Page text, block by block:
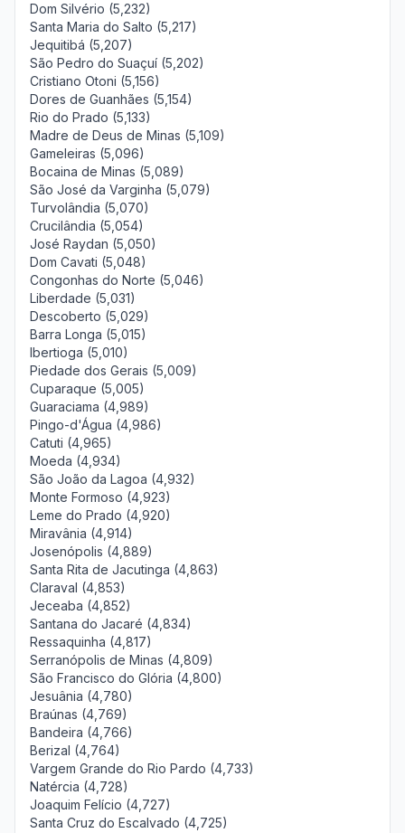
Dom Silvério (5,232)
Santa Maria do Salto (5,217)
Jequitibá (5,207)
São Pedro do Suaçuí (5,202)
Cristiano Otoni (5,156)
Dores de Guanhães (5,154)
Rio do Prado (5,133)
Madre de Deus de Minas (5,109)
Gameleiras (5,096)
Bocaina de Minas (5,089)
São José da Varginha (5,079)
Turvolândia (5,070)
Crucilândia (5,054)
José Raydan (5,050)
Dom Cavati (5,048)
Congonhas do Norte (5,046)
Liberdade (5,031)
Descoberto (5,029)
Barra Longa (5,015)
Ibertioga (5,010)
Piedade dos Gerais (5,009)
Cuparaque (5,005)
Guaraciama (4,989)
Pingo-d'Água (4,986)
Catuti (4,965)
Moeda (4,934)
São João da Lagoa (4,932)
Monte Formoso (4,923)
Leme do Prado (4,920)
Miravânia (4,914)
Josenópolis (4,889)
Santa Rita de Jacutinga (4,863)
Claraval (4,853)
Jeceaba (4,852)
Santana do Jacaré (4,834)
Ressaquinha (4,817)
Serranópolis de Minas (4,809)
São Francisco do Glória (4,800)
Jesuânia (4,780)
Braúnas (4,769)
Bandeira (4,766)
Berizal (4,764)
Vargem Grande do Rio Pardo (4,733)
Natércia (4,728)
Joaquim Felício (4,727)
Santa Cruz do Escalvado (4,725)